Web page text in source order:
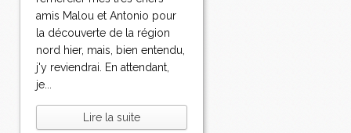
amis Malou et Antonio pour
la découverte de la région
nord hier, mais, bien entendu,
j'y reviendrai. En attendant,
je...
Lire la suite